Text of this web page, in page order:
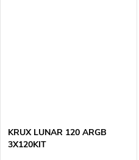
KRUX LUNAR 120 ARGB
3X120KIT